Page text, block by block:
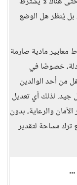
بل يُنظر هل الوضع
معايير مادية صارمة
خصوصًا في
من أحد الوالدين
جيد. لذلك أي تعديل
والرعاية، بدون
ترك مساحة لتقدير